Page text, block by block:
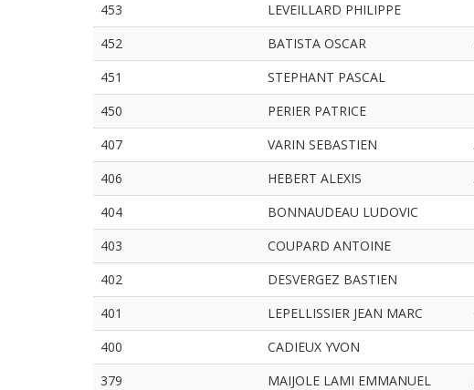
453
LEVEILLARD PHILIPPE
452
BATISTA OSCAR
451
STEPHANT PASCAL
450
PERIER PATRICE
407
VARIN SEBASTIEN
406
HEBERT ALEXIS
404
BONNAUDEAU LUDOVIC
403
COUPARD ANTOINE
402
DESVERGEZ BASTIEN
401
LEPELLISSIER JEAN MARC
400
CADIEUX YVON
379
MAIJOLE LAMI EMMANUEL